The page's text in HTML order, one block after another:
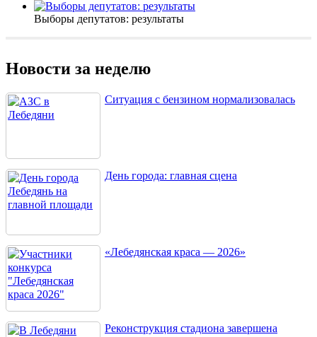
Выборы депутатов: результаты
Новости за неделю
Ситуация с бензином нормализовалась
День города: главная сцена
«Лебедянская краса — 2026»
Реконструкция стадиона завершена